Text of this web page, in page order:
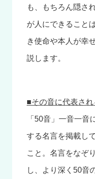
も、もちろん隠さ
が人にできること
き使命や本人が幸
説します。
■その音に代表さ
「50音」一音一
する名言を掲載し
こと。名言をなぞ
し、より深く50音